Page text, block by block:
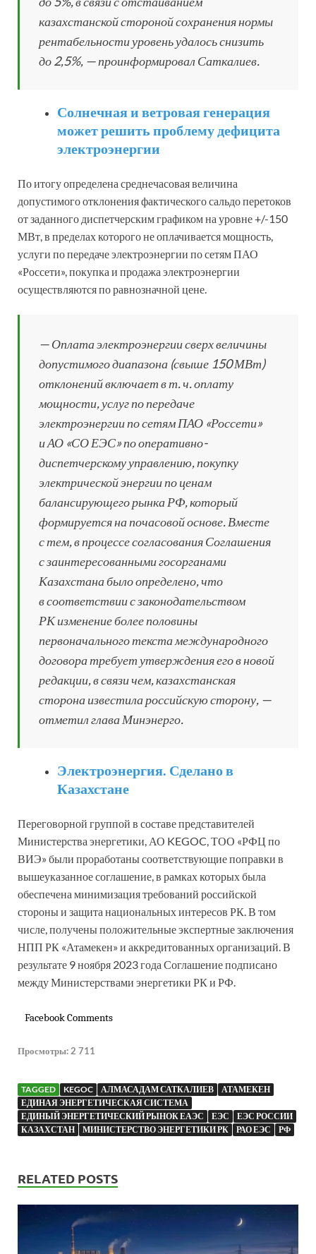
казахстанской стороной сохранения нормы
рентабельности уровень удалось снизить
до 2,5%, — проинформировал Саткалиев.
Солнечная и ветровая генерация
может решить проблему дефицита
электроэнергии
По итогу определена среднечасовая величина
допустимого отклонения фактического сальдо перетоков
от заданного диспетчерским графиком на уровне +/-150
МВт, в пределах которого не оплачивается мощность,
услуги по передаче электроэнергии по сетям ПАО
«Россети», покупка и продажа электроэнергии
осуществляются по равнозначной цене.
— Оплата электроэнергии сверх величины
допустимого диапазона (свыше 150 МВт)
отклонений включает в т. ч. оплату
мощности, услуг по передаче
электроэнергии по сетям ПАО «Россети»
и АО «СО ЕЭС» по оперативно-
диспетчерскому управлению, покупку
электрической энергии по ценам
балансирующего рынка РФ, который
формируется на почасовой основе. Вместе
с тем, в процессе согласования Соглашения
с заинтересованными госорганами
Казахстана было определено, что
в соответствии с законодательством
РК изменение более половины
первоначального текста международного
договора требует утверждения его в новой
редакции, в связи чем, казахстанская
сторона известила российскую сторону, —
отметил глава Минэнерго.
Электроэнергия. Сделано в
Казахстане
Переговорной группой в составе представителей
Министерства энергетики, АО KEGOC, ТОО «РФЦ по
ВИЭ» были проработаны соответствующие поправки в
вышеуказанное соглашение, в рамках которых была
обеспечена минимизация требований российской
стороны и защита национальных интересов РК. В том
числе, получены положительные экспертные заключения
НПП РК «Атамекен» и аккредитованных организаций. В
результате 9 ноября 2023 года Соглашение подписано
между Министерствами энергетики РК и РФ.
Facebook Comments
Просмотры: 2 711
TAGGED KEGOC АЛМАСАДАМ САТКАЛИЕВ
АТАМЕКЕН
ЕДИНАЯ ЭНЕРГЕТИЧЕСКАЯ СИСТЕМА
ЕДИНЫЙ ЭНЕРГЕТИЧЕСКИЙ РЫНОК ЕАЭС
ЕЭС
ЕЭС РОССИИ
КАЗАХСТАН
МИНИСТЕРСТВО ЭНЕРГЕТИКИ РК РАО ЕЭС РФ
RELATED POSTS